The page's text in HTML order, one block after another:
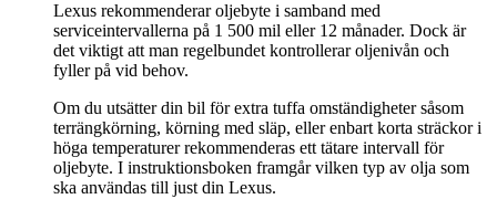
Lexus rekommenderar oljebyte i samband med
serviceintervallerna på 1 500 mil eller 12 månader. Dock är
det viktigt att man regelbundet kontrollerar oljenivån och
fyller på vid behov.
Om du utsätter din bil för extra tuffa omständigheter såsom
terrängkörning, körning med släp, eller enbart korta sträckor i
höga temperaturer rekommenderas ett tätare intervall för
oljebyte. I instruktionsboken framgår vilken typ av olja som
ska användas till just din Lexus.